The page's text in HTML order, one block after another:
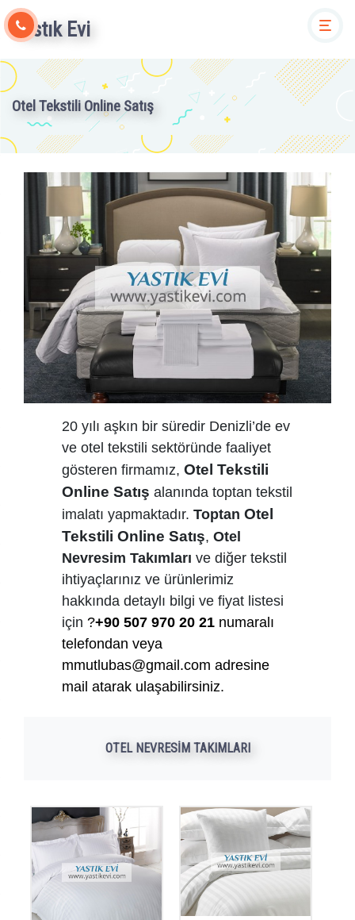
Yastık Evi
Otel Tekstili Online Satış
20 yılı aşkın bir süredir Denizli’de ev
ve otel tekstili sektöründe faaliyet
gösteren firmamız, Otel Tekstili
Online Satış alanında toptan tekstil
imalatı yapmaktadır. Toptan Otel
Tekstili Online Satış, Otel
Nevresim Takımları ve diğer tekstil
ihtiyaçlarınız ve ürünlerimiz
hakkında detaylı bilgi ve fiyat listesi
için ?+90 507 970 20 21 numaralı
telefondan veya
mmutlubas@gmail.com adresine
mail atarak ulaşabilirsiniz.
OTEL NEVRESİM TAKIMLARI